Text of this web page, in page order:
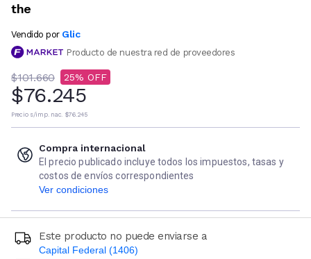
the
Vendido por Glic
Producto de nuestra red de proveedores
$101.660 25
$76.245
Precio s/imp. nac. $76.245
Compra internacional
El precio publicado incluye todos los impuestos, tasas y
costos de envíos correspondientes
Ver condiciones
Este producto no puede enviarse a
Capital Federal (1406)